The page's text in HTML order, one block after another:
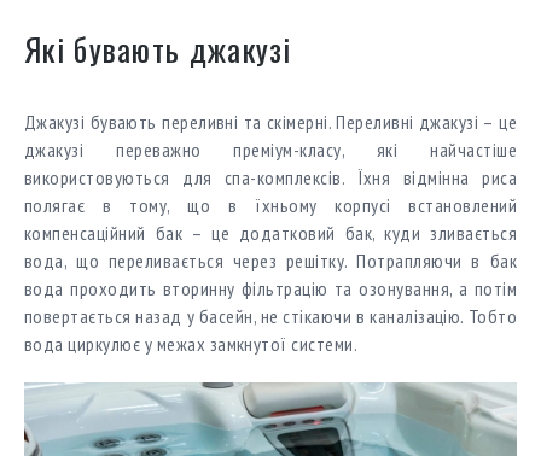
Які бувають джакузі
Джакузі бувають переливні та скімерні. Переливні джакузі – це
джакузі переважно преміум-класу, які найчастіше
використовуються для спа-комплексів. Їхня відмінна риса
полягає в тому, що в їхньому корпусі встановлений
компенсаційний бак – це додатковий бак, куди зливається
вода, що переливається через решітку. Потрапляючи в бак
вода проходить вторинну фільтрацію та озонування, а потім
повертається назад у басейн, не стікаючи в каналізацію. Тобто
вода циркулює у межах замкнутої системи.